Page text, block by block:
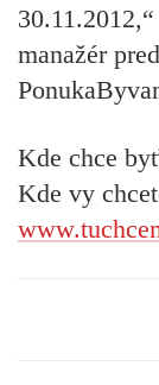
30.11.2012
manažér
Kde chce
Kde vy
www.tu